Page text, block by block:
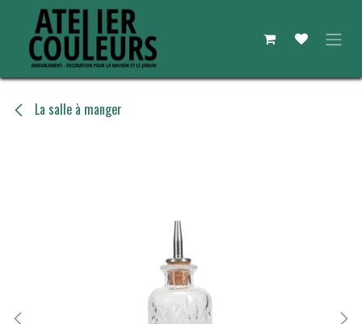
Se rendre au contenu
La salle à manger